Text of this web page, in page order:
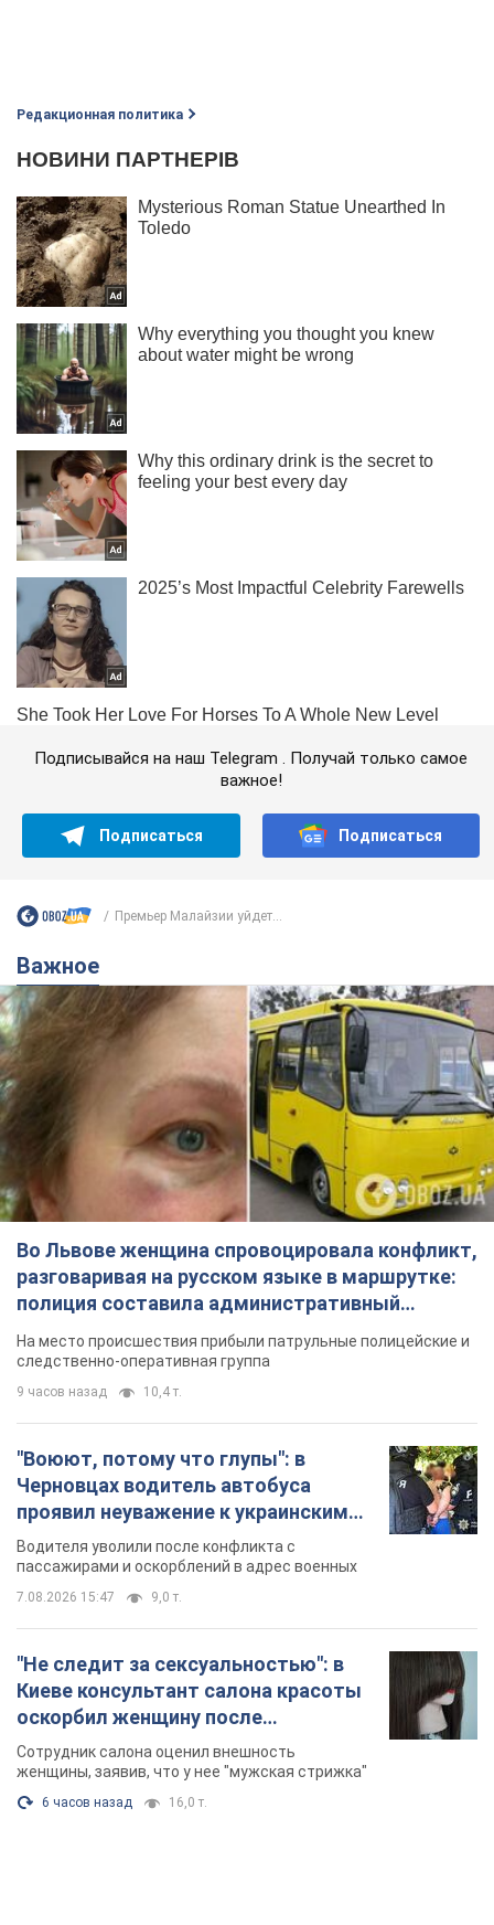
Редакционная политика
Подписывайся на наш Telegram . Получай только самое
важное!
Подписаться Подписаться
Премьер Малайзии уйдет...
Важное
Во Львове женщина спровоцировала конфликт,
разговаривая на русском языке в маршрутке:
полиция составила административный
протокол. Видео
На место происшествия прибыли патрульные полицейские и
следственно-оперативная группа
9 часов назад 10,4 т.
"Воюют, потому что глупы": в
Черновцах водитель автобуса
проявил неуважение к украинским
военным и поплатился за это.
Видео
Водителя уволили после конфликта с
пассажирами и оскорблений в адрес военных
7.08.2026 15:47 9,0 т.
"Не следит за сексуальностью": в
Киеве консультант салона красоты
оскорбил женщину после
химиотерапии, разгорелся скандал.
Фото
Сотрудник салона оценил внешность
женщины, заявив, что у нее "мужская стрижка"
6 часов назад 16,0 т.